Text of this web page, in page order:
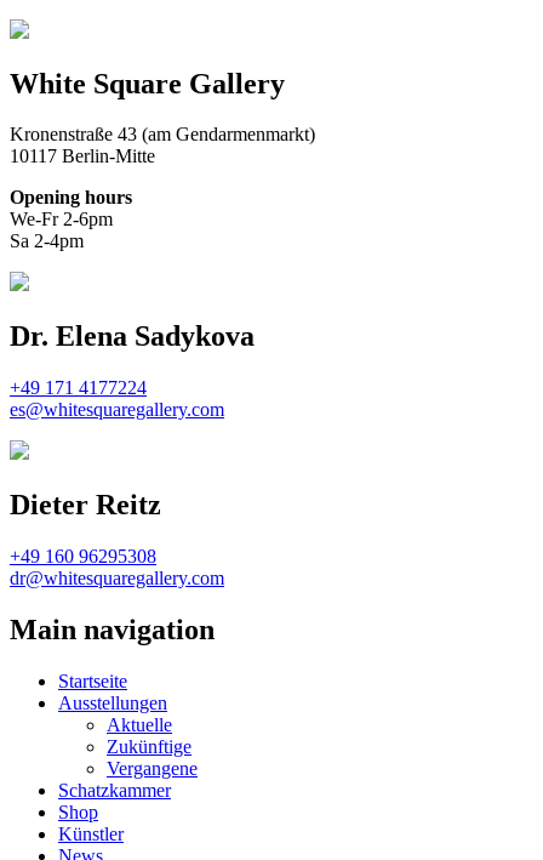
White Square Gallery
Kronenstraße 43 (am Gendarmenmarkt)
10117 Berlin-Mitte
Opening hours
We-Fr 2-6pm
Sa 2-4pm
Dr. Elena Sadykova
+49 171 4177224
es@whitesquaregallery.com
Dieter Reitz
+49 160 96295308
dr@whitesquaregallery.com
Main navigation
Startseite
Ausstellungen
Aktuelle
Zukünftige
Vergangene
Schatzkammer
Shop
Künstler
News